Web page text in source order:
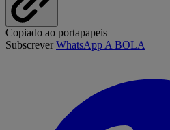
Copiado ao portapapeis
SubscreverWhatsApp A BOLA